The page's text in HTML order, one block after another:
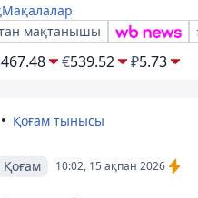
Мақалалар
мақтанышы
467.48 €539.52 ₽5.73
Қоғам тынысы
10:02, 15 ақпан 2026
Қоғам